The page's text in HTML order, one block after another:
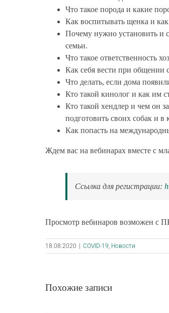
Что такое порода и какие
Как воспитывать щенка и
Почему нужно установить и
семьи.
Что такое ответственность
Как себя вести при общении
Что делать, если дома
Кто такой кинолог и как им
Кто такой хендлер и чем он
подготовить своих собак и
Как попасть на
Ждем вас на вебинарах вместе с
Ссылка для регистрации:
Просмотр вебинаров возможен с
18.08.2020 COVID-19, Новости
Похожие записи